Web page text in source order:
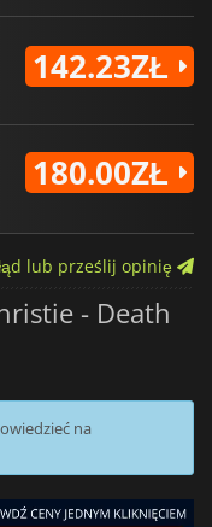
142.23ZŁ
180.00ZŁ
lub prześlij opinię
- Death
na